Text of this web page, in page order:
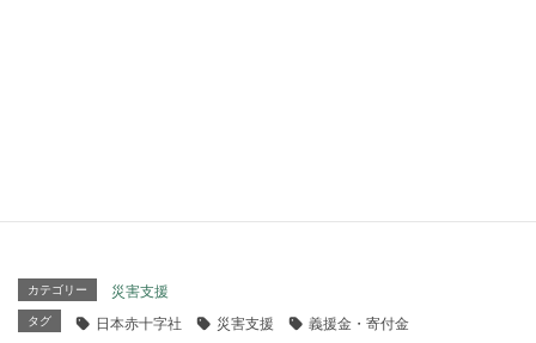
カテゴリー 災害支援
タグ 日本赤十字社 災害支援 義援金・寄付金